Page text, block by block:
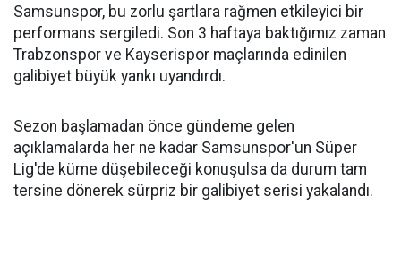
Samsunspor, bu zorlu şartlara rağmen etkileyici bir
performans sergiledi. Son 3 haftaya baktığımız zaman
Trabzonspor ve Kayserispor maçlarında edinilen
galibiyet büyük yankı uyandırdı.
Sezon başlamadan önce gündeme gelen
açıklamalarda her ne kadar Samsunspor'un Süper
Lig'de küme düşebileceği konuşulsa da durum tam
tersine dönerek sürpriz bir galibiyet serisi yakalandı.